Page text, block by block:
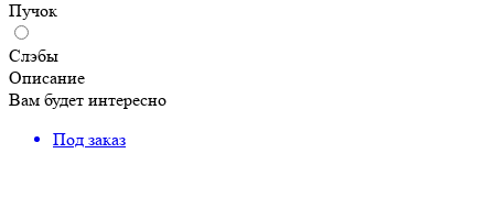
Пучок
Слэбы
Описание
Вам будет интересно
Под заказ